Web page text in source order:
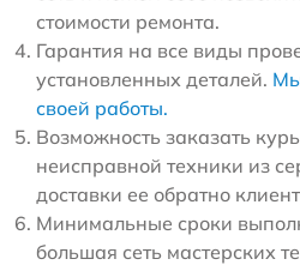
стоимости ремонта.
Гарантия на все виды
установленных деталей.
своей работы.
Возможность заказать
неисправной техники из
доставки ее обратно
Минимальные сроки
большая сеть мастерских